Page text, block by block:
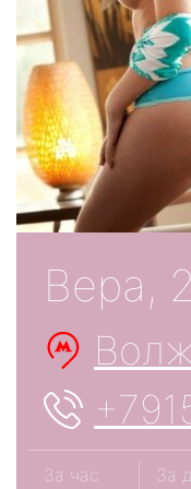
Вера,
За час
За